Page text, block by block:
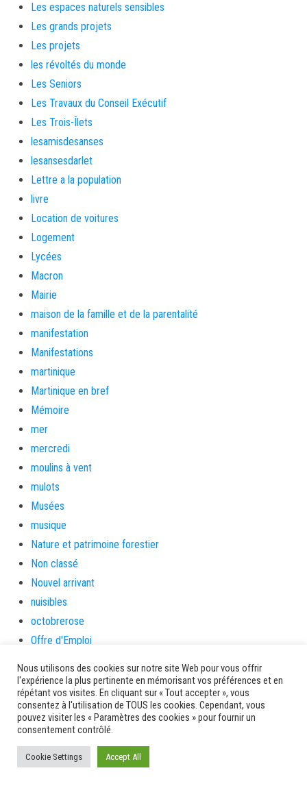
Les espaces naturels sensibles
Les grands projets
Les projets
les révoltés du monde
Les Seniors
Les Travaux du Conseil Exécutif
Les Trois-Îlets
lesamisdesanses
lesansesdarlet
Lettre a la population
livre
Location de voitures
Logement
Lycées
Macron
Mairie
maison de la famille et de la parentalité
manifestation
Manifestations
martinique
Martinique en bref
Mémoire
mer
mercredi
moulins à vent
mulots
Musées
musique
Nature et patrimoine forestier
Non classé
Nouvel arrivant
nuisibles
octobrerose
Offre d'Emploi
olympisme
OTI
Ouragan
Overseas Long Distance Relationship
parade
Nous utilisons des cookies sur notre site Web pour vous offrir
l'expérience la plus pertinente en mémorisant vos préférences et en
répétant vos visites. En cliquant sur « Tout accepter », vous
consentez à l'utilisation de TOUS les cookies. Cependant, vous
pouvez visiter les « Paramètres des cookies » pour fournir un
consentement contrôlé.
Cookie Settings Accept All